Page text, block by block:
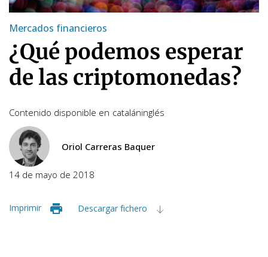
Mercados financieros
¿Qué podemos esperar
de las criptomonedas?
Contenido disponible en cataláninglés
Oriol Carreras Baquer
14 de mayo de 2018
Imprimir Descargar fichero